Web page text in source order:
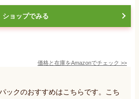
ショップでみる
価格と在庫をAmazonでチェック >>
ックのおすすめはこちらです。こち